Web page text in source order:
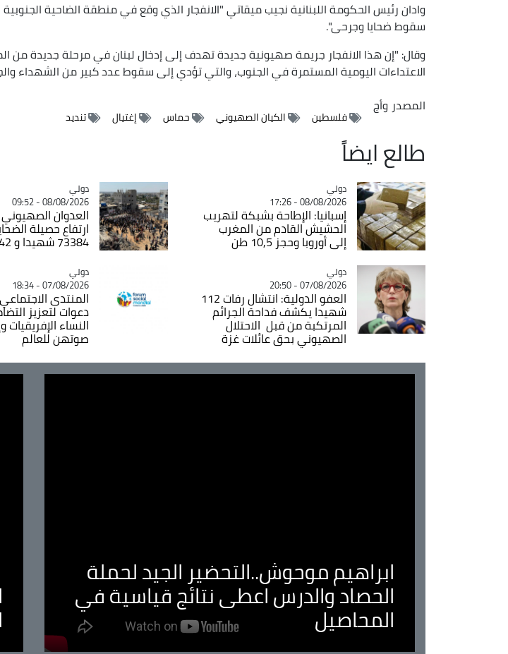
وادان رئيس الحكومة اللبنانية نجيب ميقاتي "الانفجار الذي وقع في منطقة الضاحية
سقوط ضحايا وجرحى".
وقال: "إن هذا الانفجار جريمة صهيونية جديدة تهدف إلى إدخال لبنان في مرحلة جديدة من
الاعتداءات اليومية المستمرة في الجنوب، والتي تؤدي إلى سقوط عدد كبير من الشهداء
المصدر وأج
فلسطين الكيان الصهيوني حماس إغتيال تنديد
طالع ايضاً
Catégorie
دولي
08/08/2026 - 17:26
إسبانيا: الإطاحة بشبكة لتهريب
الحشيش القادم من المغرب
إلى أوروبا وحجز 10,5 طن
Catégorie
دولي
08/08/2026 - 09:52
العدوان
ارتفاع حصيلة
73384 شهيدا و 174242 مصابا
Catégorie
دولي
07/08/2026 - 20:50
العفو الدولية: انتشال رفات 112
شهيدا يكشف فداحة الجرائم
المرتكبة من قبل الاحتلال
الصهيوني بحق عائلات غزة
Catégorie
دولي
07/08/2026 - 18:34
المنتدى
دعوات لتعزيز
النساء الإفريقيات
صوتهن للعالم
ابراهيم موحوش..التحضير الجيد لحملة
الحصاد والدرس اعطى نتائج قياسية في
المحاصيل